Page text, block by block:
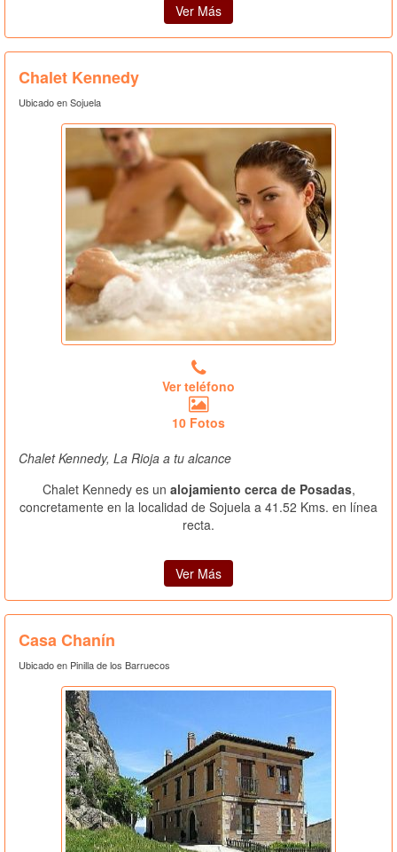
Ver Más
Chalet Kennedy
Ubicado en Sojuela
Ver teléfono
10 Fotos
Chalet Kennedy, La Rioja a tu alcance
Chalet Kennedy es un alojamiento cerca de Posadas,
concretamente en la localidad de Sojuela a 41.52 Kms. en línea
recta.
Ver Más
Casa Chanín
Ubicado en Pinilla de los Barruecos